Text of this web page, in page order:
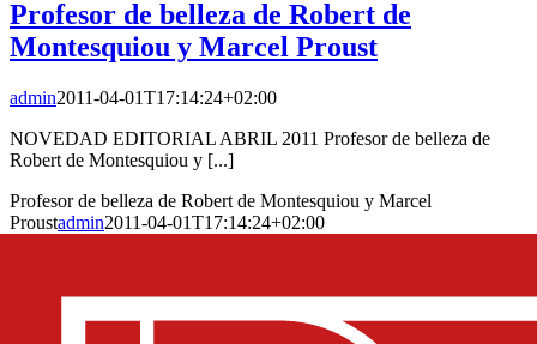
Profesor de belleza de Robert de
Montesquiou y Marcel Proust
admin2011-04-01T17:14:24+02:00
NOVEDAD EDITORIAL ABRIL 2011 Profesor de belleza de
Robert de Montesquiou y [...]
Profesor de belleza de Robert de Montesquiou y Marcel
Proustadmin2011-04-01T17:14:24+02:00